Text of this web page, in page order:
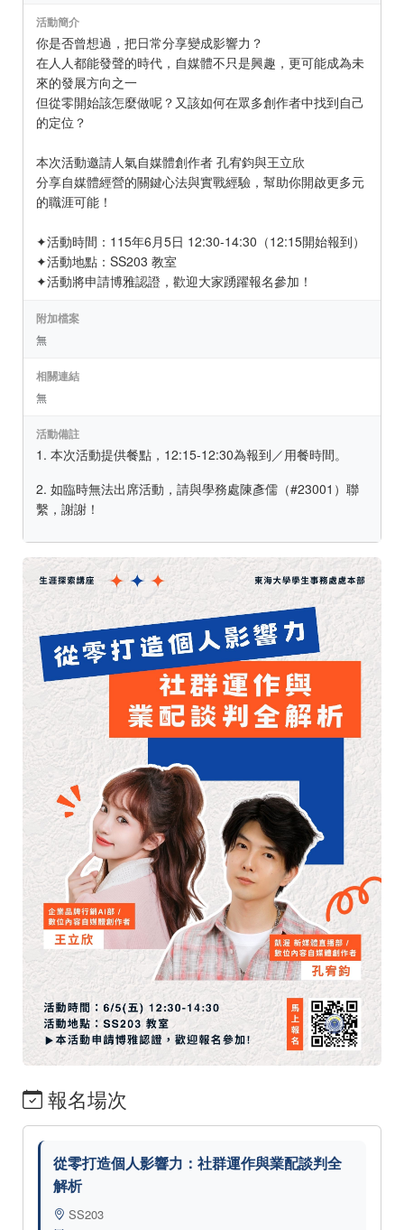
活動簡介
你是否曾想過，把日常分享變成影響力？
在人人都能發聲的時代，自媒體不只是興趣，更可能成為未
來的發展方向之一
但從零開始該怎麼做呢？又該如何在眾多創作者中找到自己
的定位？
本次活動邀請人氣自媒體創作者 孔宥鈞與王立欣
分享自媒體經營的關鍵心法與實戰經驗，幫助你開啟更多元
的職涯可能！
✦活動時間：115年6月5日 12:30-14:30（12:15開始報到）
✦活動地點：SS203 教室
✦活動將申請博雅認證，歡迎大家踴躍報名參加！
附加檔案
無
相關連結
無
活動備註
1. 本次活動提供餐點，12:15-12:30為報到／用餐時間。
2. 如臨時無法出席活動，請與學務處陳彥儒（#23001）聯
繫，謝謝！
報名場次
從零打造個人影響力：社群運作與業配談判全
解析
SS203